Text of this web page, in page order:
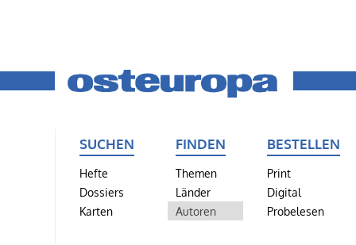
SUCHEN
Hefte
Dossiers
Karten
FINDEN
Themen
Länder
Autoren
BESTELLEN
Print
Digital
Probelesen